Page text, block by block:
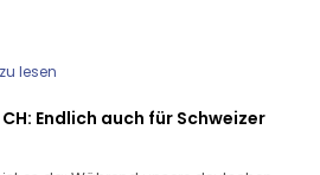
lesen
Endlich auch für Schweizer